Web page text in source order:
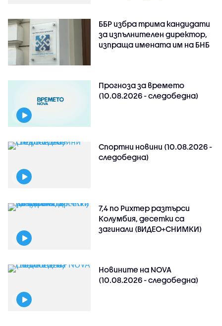
ББР избра трима кандидати
за изпълнителен директор,
изпраща имената им на БНБ
Прогноза за времето
(10.08.2026 - следобедна)
Спортни новини (10.08.2026 -
следобедна)
7,4 по Рихтер разтърси
Колумбия, десетки са
загинали (ВИДЕО+СНИМКИ)
Новините на NOVA
(10.08.2026 - следобедна)